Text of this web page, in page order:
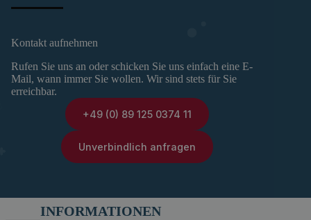
Kontakt aufnehmen
Rufen Sie uns an oder schicken Sie uns einfach eine E-
Mail, wann immer Sie wollen. Wir sind stets für Sie
erreichbar.
+49 (0) 89 125 0374 11
Unverbindlich anfragen
INFORMATIONEN